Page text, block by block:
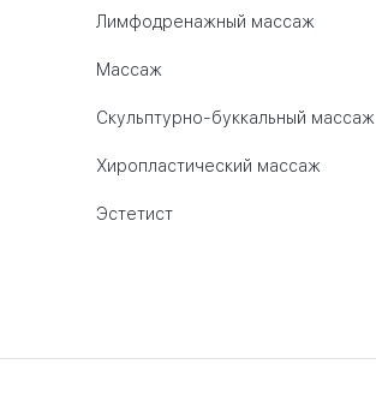
Лимфодренажный массаж
Массаж
Скульптурно-буккальный массаж
Хиропластический массаж
Эстетист